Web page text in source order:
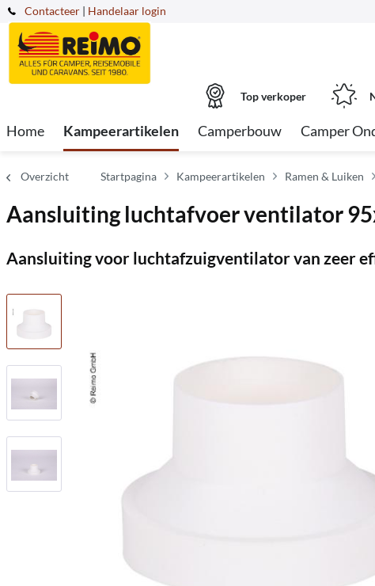
Contacteer | Handelaar login
Top verkoper
Home Kampeerartikelen Camperbouw Camper
Overzicht Startpagina Kampeerartikelen Ramen & Luiken
Aansluiting luchtafvoer ventilator
Aansluiting voor luchtafzuigventilator van zeer